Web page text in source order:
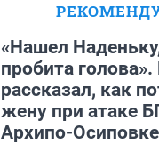
«Нашел
пробита
рассказал, как
жену при атаке
Архипо-Осиповке